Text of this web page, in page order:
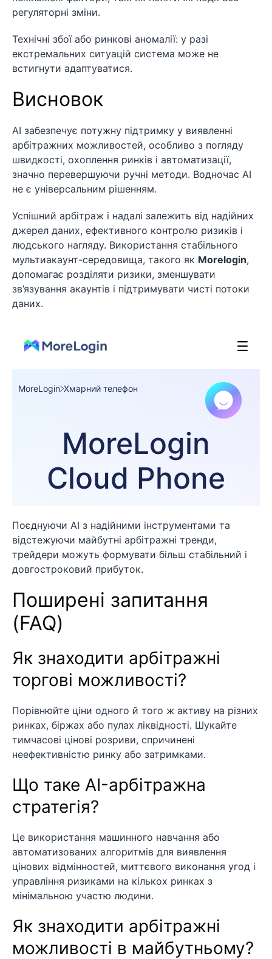
регуляторні зміни.
Технічні збої або ринкові аномалії: у разі
екстремальних ситуацій система може не
встигнути адаптуватися.
Висновок
AI забезпечує потужну підтримку у виявленні
арбітражних можливостей, особливо з погляду
швидкості, охоплення ринків і автоматизації,
значно перевершуючи ручні методи. Водночас AI
не є універсальним рішенням.
Успішний арбітраж і надалі залежить від надійних
джерел даних, ефективного контролю ризиків і
людського нагляду. Використання стабільного
мультиакаунт-середовища, такого як Morelogin,
допомагає розділяти ризики, зменшувати
зв’язування акаунтів і підтримувати чисті потоки
даних.
Поєднуючи AI з надійними інструментами та
відстежуючи майбутні арбітражні тренди,
трейдери можуть формувати більш стабільний і
довгостроковий прибуток.
Поширені запитання
(FAQ)
Як знаходити арбітражні
торгові можливості?
Порівнюйте ціни одного й того ж активу на різних
ринках, біржах або пулах ліквідності. Шукайте
тимчасові цінові розриви, спричинені
неефективністю ринку або затримками.
Що таке AI-арбітражна
стратегія?
Це використання машинного навчання або
автоматизованих алгоритмів для виявлення
цінових відмінностей, миттєвого виконання угод і
управління ризиками на кількох ринках з
мінімальною участю людини.
Як знаходити арбітражні
можливості в майбутньому?